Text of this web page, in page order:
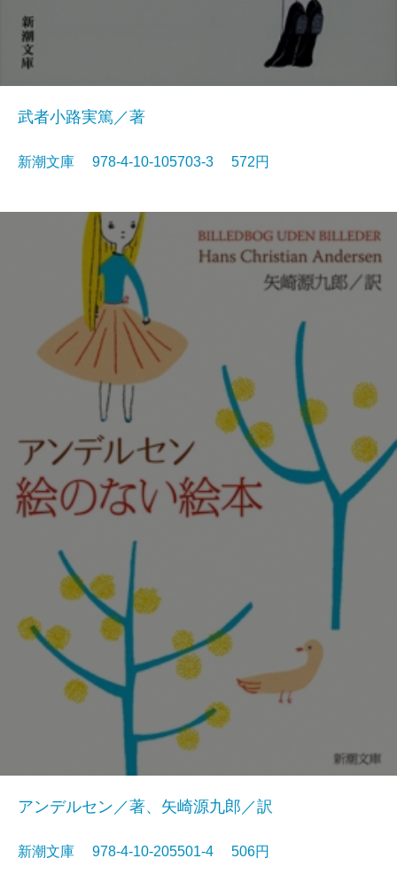
武者小路実篤／著
新潮文庫 978-4-10-105703-3 572円
アンデルセン／著、矢崎源九郎／訳
新潮文庫 978-4-10-205501-4 506円